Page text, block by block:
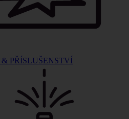
& PŘÍSLUŠENSTVÍ